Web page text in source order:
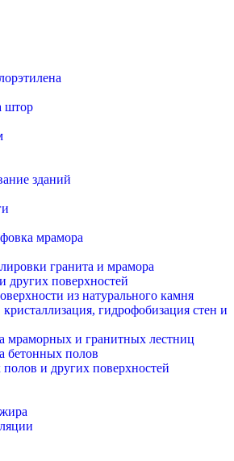
штор
зданий
мрамора
гранита и мрамора
поверхностей
из натурального камня
гидрофобизация стен и
мраморных и гранитных лестниц
бетонных полов
и других поверхностей